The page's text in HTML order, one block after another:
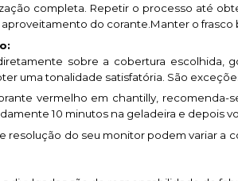
completa. Repetir o processo até
aproveitamento do corante.Manter o
sobre a cobertura escolhida,
uma tonalidade satisfatória. São
vermelho em chantilly,
10 minutos na geladeira e depois
resolução do seu monitor podem variar a